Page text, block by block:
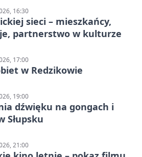
16:30
sieci – mieszkańcy,
partnerstwo w kulturze
17:00
w Redzikowie
19:00
dźwięku na gongach i
Słupsku
21:00